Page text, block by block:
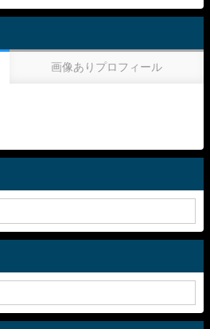
画像ありプロフィール